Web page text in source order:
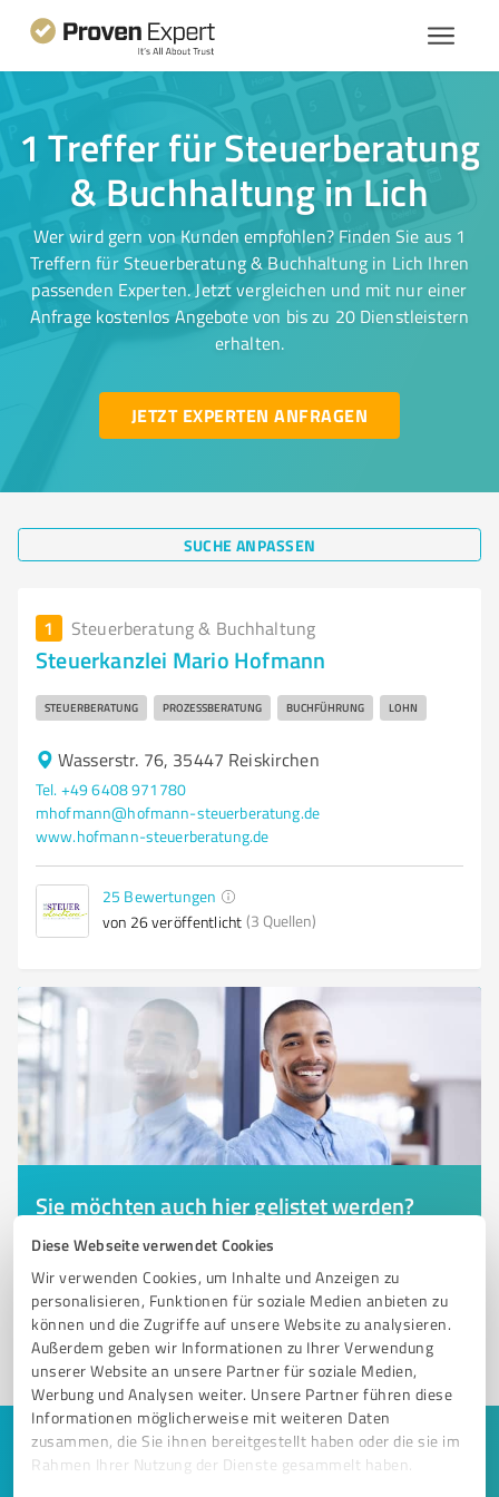
Diese Webseite verwendet Cookies
Wir verwenden Cookies, um Inhalte und Anzeigen zu
personalisieren, Funktionen für soziale Medien anbieten zu
können und die Zugriffe auf unsere Website zu analysieren.
Außerdem geben wir Informationen zu Ihrer Verwendung
unserer Website an unsere Partner für soziale Medien,
Werbung und Analysen weiter. Unsere Partner führen diese
Informationen möglicherweise mit weiteren Daten
zusammen, die Sie ihnen bereitgestellt haben oder die sie im
Rahmen Ihrer Nutzung der Dienste gesammelt haben.
1 Treffer für Steuerberatung
& Buchhaltung in Lich
Wer wird gern von Kunden empfohlen? Finden Sie aus 1
Treffern für Steuerberatung & Buchhaltung in Lich Ihren
passenden Experten. Jetzt vergleichen und mit nur einer
Anfrage kostenlos Angebote von bis zu 20 Dienstleistern
erhalten.
JETZT EXPERTEN ANFRAGEN
SUCHE ANPASSEN
1 Steuerberatung & Buchhaltung
Steuerkanzlei Mario Hofmann
STEUERBERATUNG PROZESSBERATUNG BUCHFÜHRUNG LOHN
Wasserstr. 76, 35447 Reiskirchen
Tel. +49 6408 971780
mhofmann@hofmann-steuerberatung.de
www.hofmann-steuerberatung.de
25 Bewertungen
von 26 veröffentlicht (3 Quellen)
Sie möchten auch hier gelistet werden?
Registrieren Sie sich jetzt und werden Sie ein von
Kunden empfohlener ProvenExpert!
1
Keine Zeit für lange Recherchen und E-